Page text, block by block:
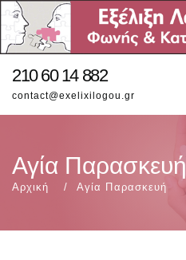
210 60 14 882
contact@exelixilogou.gr
Αγία Παρασκευή
Αρχική Αγία Παρασκευή